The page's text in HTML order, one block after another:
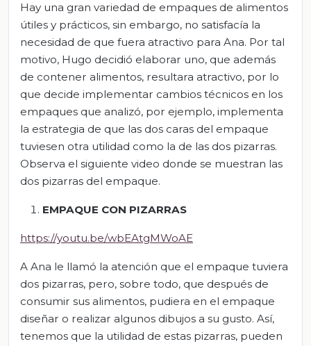
Hay una gran variedad de empaques de alimentos
útiles y prácticos, sin embargo, no satisfacía la
necesidad de que fuera atractivo para Ana. Por tal
motivo, Hugo decidió elaborar uno, que además
de contener alimentos, resultara atractivo, por lo
que decide implementar cambios técnicos en los
empaques que analizó, por ejemplo, implementa
la estrategia de que las dos caras del empaque
tuviesen otra utilidad como la de las dos pizarras.
Observa el siguiente video donde se muestran las
dos pizarras del empaque.
EMPAQUE CON PIZARRAS
https://youtu.be/wbEAtgMWoAE
A Ana le llamó la atención que el empaque tuviera
dos pizarras, pero, sobre todo, que después de
consumir sus alimentos, pudiera en el empaque
diseñar o realizar algunos dibujos a su gusto. Así,
tenemos que la utilidad de estas pizarras, pueden